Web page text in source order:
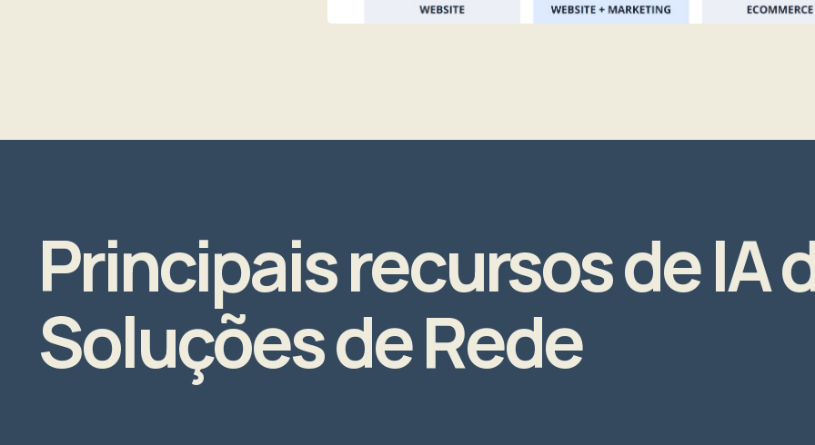
Principais recursos de IA
Soluções de Rede